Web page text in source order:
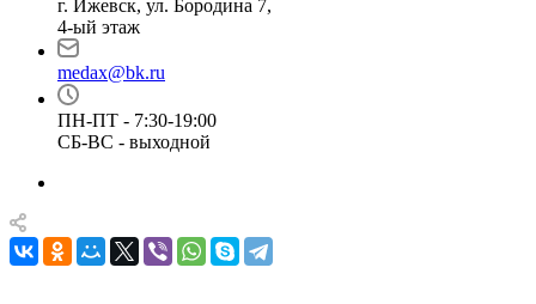
г. Ижевск, ул. Бородина 7,
4-ый этаж
medax@bk.ru
ПН-ПТ - 7:30-19:00
СБ-ВС - выходной